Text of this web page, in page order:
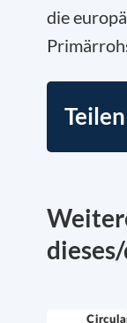
die
Teilen
Circular